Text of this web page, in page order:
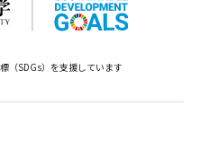
（SDGs）を支援しています